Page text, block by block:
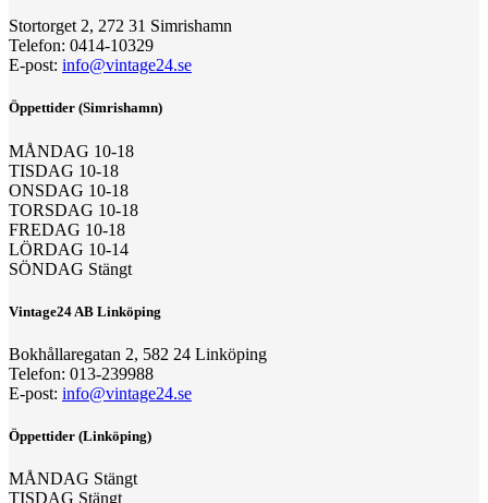
Stortorget 2, 272 31 Simrishamn
Telefon: 0414-10329
E-post: info@vintage24.se
Öppettider (Simrishamn)
MÅNDAG 10-18
TISDAG 10-18
ONSDAG 10-18
TORSDAG 10-18
FREDAG 10-18
LÖRDAG 10-14
SÖNDAG Stängt
Vintage24 AB Linköping
Bokhållaregatan 2, 582 24 Linköping
Telefon: 013-239988
E-post: info@vintage24.se
Öppettider (Linköping)
MÅNDAG Stängt
TISDAG Stängt